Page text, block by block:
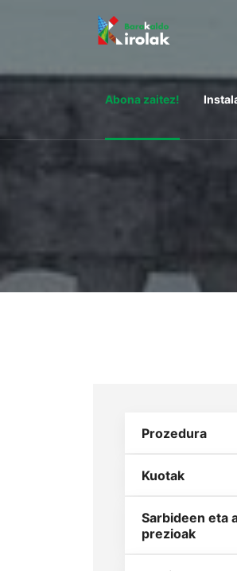
Abona zaitez!
Prozedura
Kuotak
Sarbideen eta
prezioak